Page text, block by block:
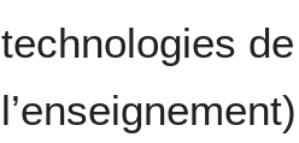
technologies